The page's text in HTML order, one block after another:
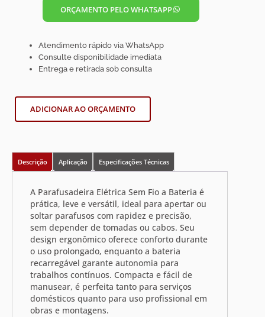
ORÇAMENTO PELO WHATSAPP
Atendimento rápido via WhatsApp
Consulte disponibilidade imediata
Entrega e retirada sob consulta
ADICIONAR AO ORÇAMENTO
Descrição Aplicação Especificações Técnicas
A Parafusadeira Elétrica Sem Fio a Bateria é
prática, leve e versátil, ideal para apertar ou
soltar parafusos com rapidez e precisão,
sem depender de tomadas ou cabos. Seu
design ergonômico oferece conforto durante
o uso prolongado, enquanto a bateria
recarregável garante autonomia para
trabalhos contínuos. Compacta e fácil de
manusear, é perfeita tanto para serviços
domésticos quanto para uso profissional em
obras e montagens.